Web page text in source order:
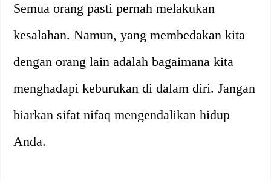
Semua orang pasti pernah melakukan
kesalahan. Namun, yang membedakan kita
dengan orang lain adalah bagaimana kita
menghadapi keburukan di dalam diri. Jangan
biarkan sifat nifaq mengendalikan hidup
Anda.